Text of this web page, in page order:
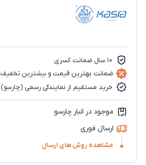
10 سال ضمانت کسری
ضمانت بهترین قیمت و بیشترین تخفیف
خرید مستقیم از نمایندگی رسمی (چارسو)
موجود در انبار چارسو
ارسال فوری
مشاهده روش های ارسال